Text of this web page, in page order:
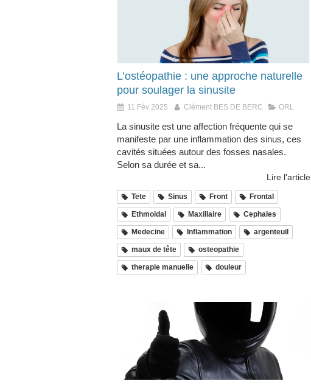
L’ostéopathie : une approche naturelle
pour soulager la sinusite
11 Fév 2025 Clément BES DE BERC ORL
La sinusite est une affection fréquente qui se
manifeste par une inflammation des sinus, ces
cavités situées autour des fosses nasales.
Selon sa durée et sa...
Lire l'article
Tete Sinus Front Frontal
Ethmoidal Maxillaire Cephales
Medecine Inflammation argenteuil
maux de tête osteopathie
therapie manuelle douleur